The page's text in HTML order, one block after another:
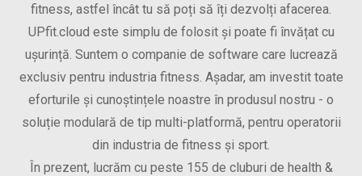
fitness, astfel încât tu să poți să îți dezvolți afacerea.
UPfit.cloud este simplu de folosit și poate fi învățat cu
ușurință. Suntem o companie de software care lucrează
exclusiv pentru industria fitness. Așadar, am investit toate
eforturile și cunoștințele noastre în produsul nostru - o
soluție modulară de tip multi-platformă, pentru operatorii
din industria de fitness și sport.
În prezent, lucrăm cu peste 155 de cluburi de health &